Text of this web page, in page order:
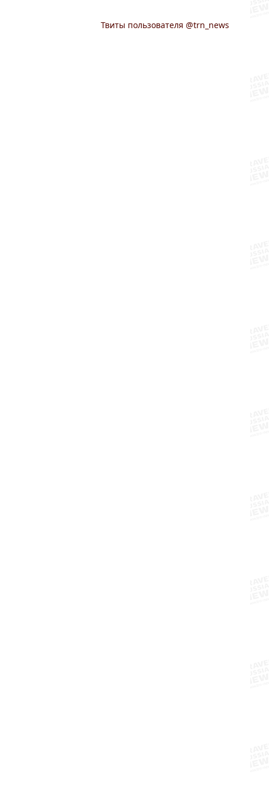
Твиты пользователя @trn_news